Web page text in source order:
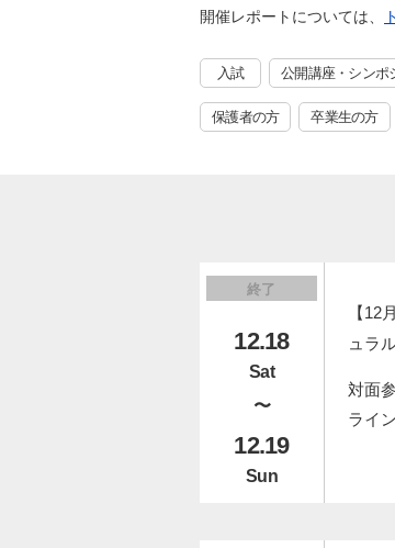
開催レポートについては、
入試 公開講座・シンポ
保護者の方 卒業生の方
終了
12.18
Sat
〜
12.19
Sun
【12
ュラ
対面
ライ